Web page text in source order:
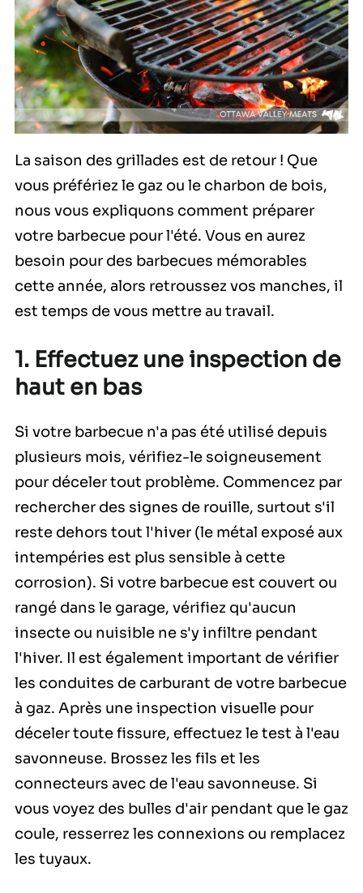
La saison des grillades est de retour ! Que
vous préfériez le gaz ou le charbon de bois,
nous vous expliquons comment préparer
votre barbecue pour l'été. Vous en aurez
besoin pour des barbecues mémorables
cette année, alors retroussez vos manches, il
est temps de vous mettre au travail.
1. Effectuez une inspection de
haut en bas
Si votre barbecue n'a pas été utilisé depuis
plusieurs mois, vérifiez-le soigneusement
pour déceler tout problème. Commencez par
rechercher des signes de rouille, surtout s'il
reste dehors tout l'hiver (le métal exposé aux
intempéries est plus sensible à cette
corrosion). Si votre barbecue est couvert ou
rangé dans le garage, vérifiez qu'aucun
insecte ou nuisible ne s'y infiltre pendant
l'hiver. Il est également important de vérifier
les conduites de carburant de votre barbecue
à gaz. Après une inspection visuelle pour
déceler toute fissure, effectuez le test à l'eau
savonneuse. Brossez les fils et les
connecteurs avec de l'eau savonneuse. Si
vous voyez des bulles d'air pendant que le gaz
coule, resserrez les connexions ou remplacez
les tuyaux.